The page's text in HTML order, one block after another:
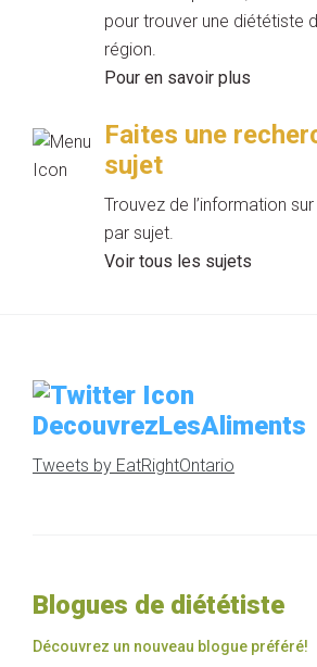
pour trouver une diététiste
région.
Pour en savoir plus
Faites une
sujet
Trouvez de l’information
par sujet.
Voir tous les sujets
DecouvrezLesAliments
Tweets by EatRightOntario
Blogues de diététiste
Découvrez un nouveau blogue préféré!